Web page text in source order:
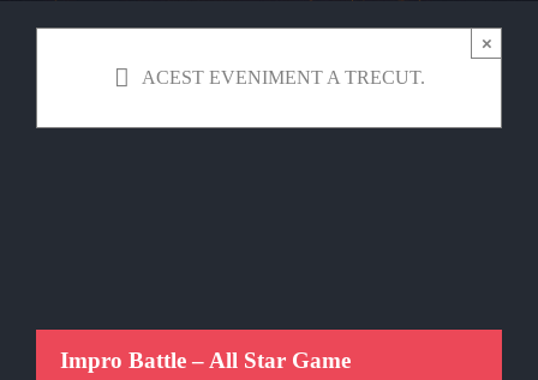
ACEST EVENIMENT A TRECUT.
×
Impro Battle – All Star Game